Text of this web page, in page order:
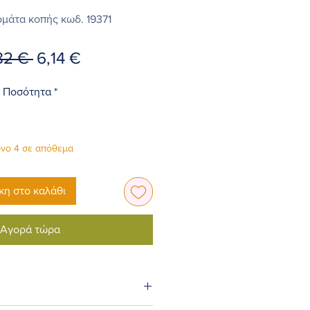
κοπής κωδ. 19371
€ Κανονική
6,14 €
Ποσότητα *
4 σε απόθεμα
στο καλάθι
Αγορά τώρα